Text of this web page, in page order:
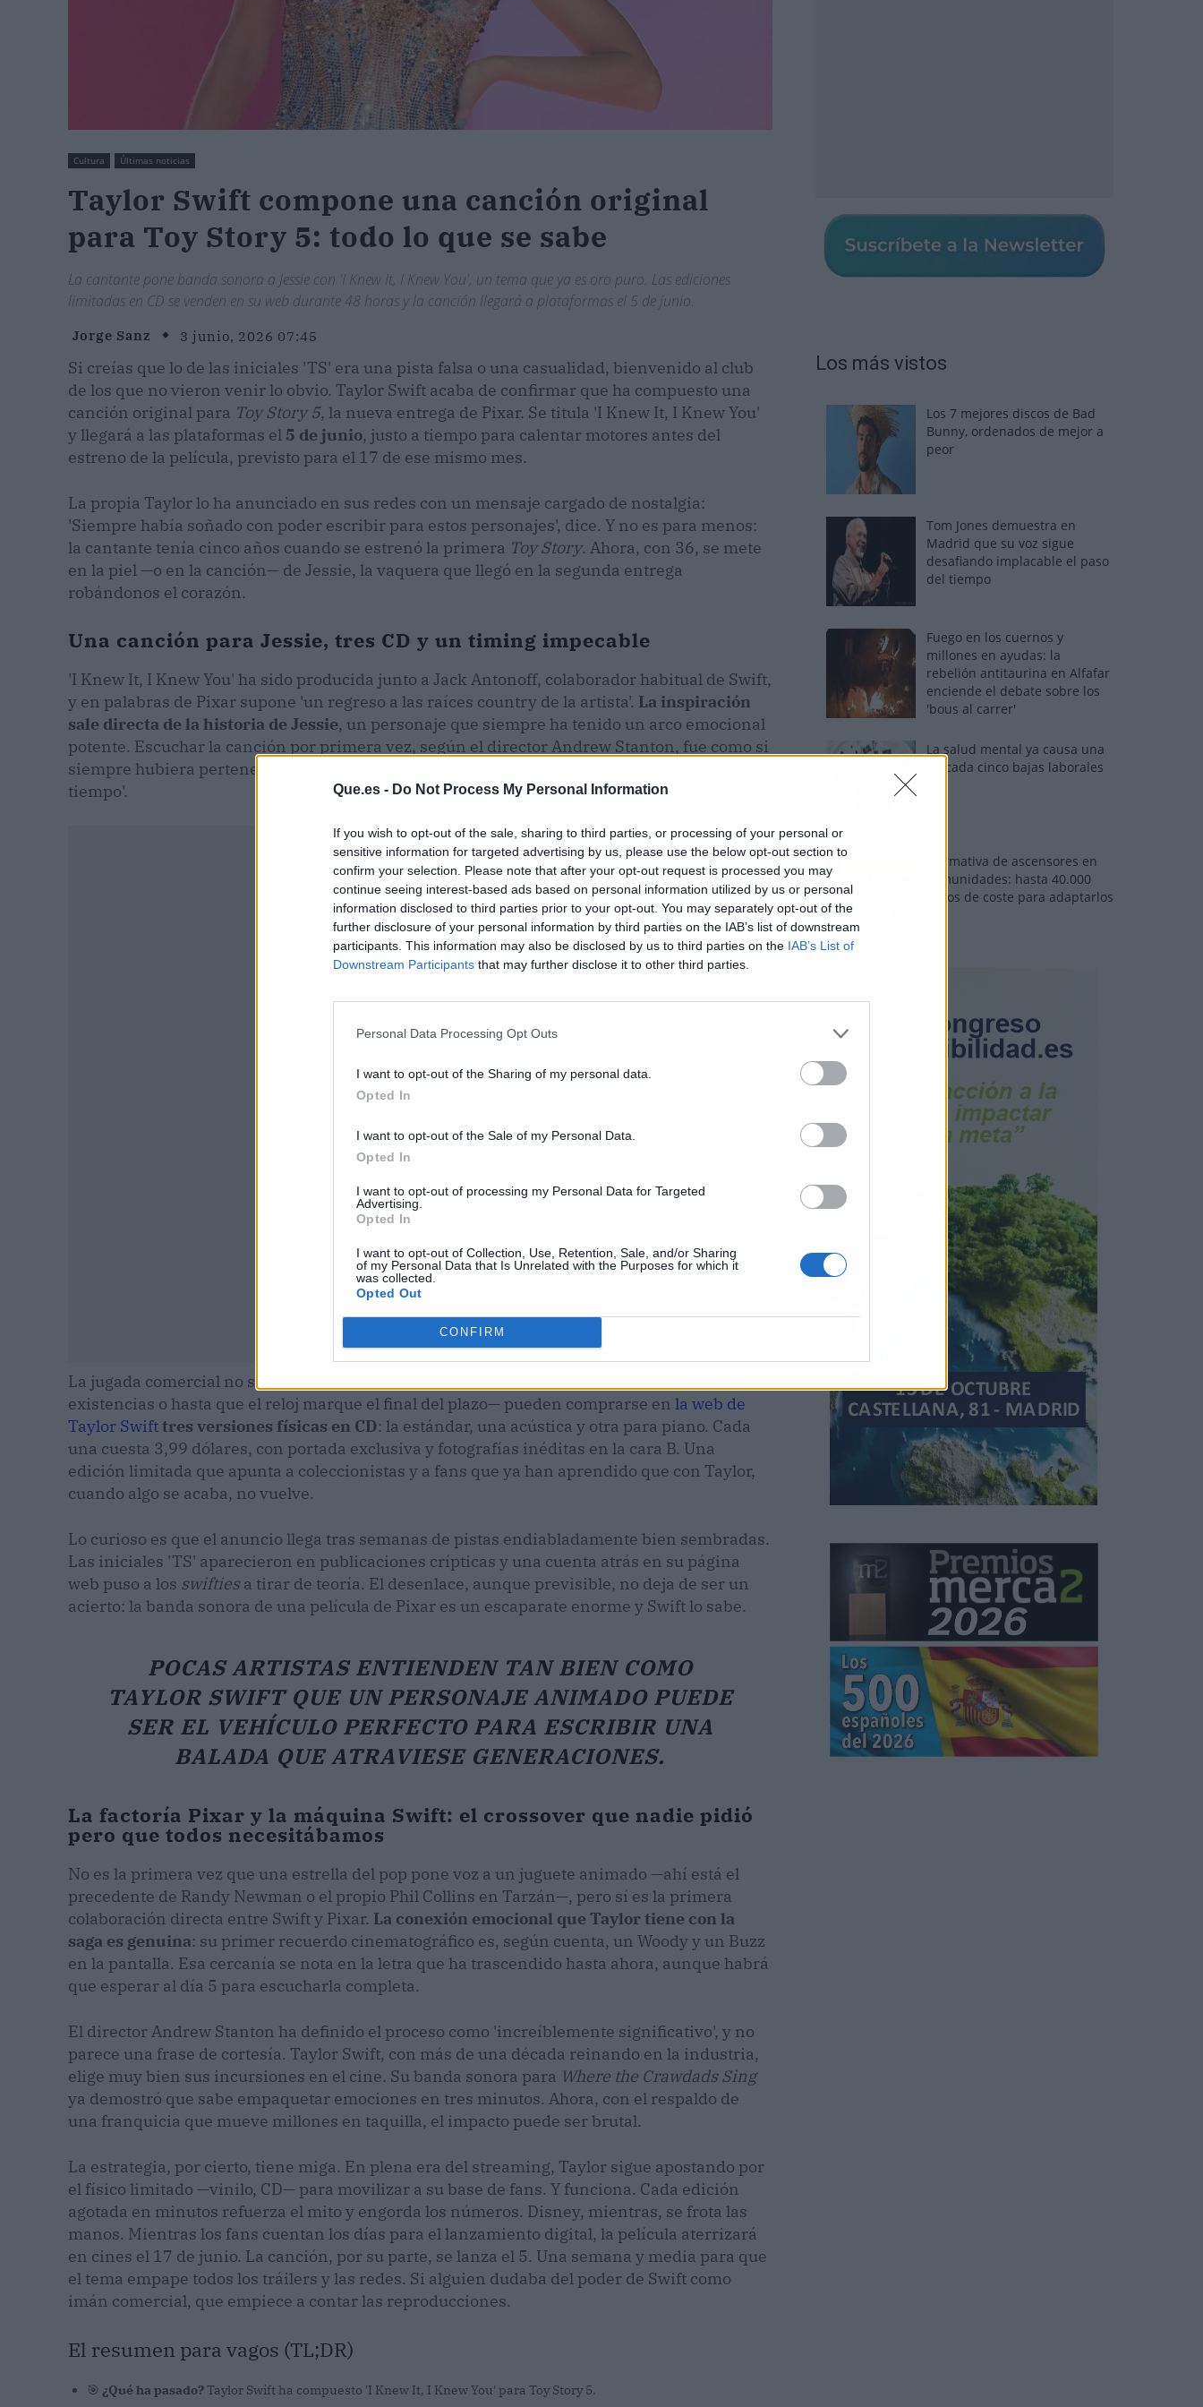
Que.es - Do Not Process My Personal Information
If you wish to opt-out of the sale, sharing to third parties, or processing of your personal or
sensitive information for targeted advertising by us, please use the below opt-out section to
confirm your selection. Please note that after your opt-out request is processed you may
continue seeing interest-based ads based on personal information utilized by us or personal
information disclosed to third parties prior to your opt-out. You may separately opt-out of the
further disclosure of your personal information by third parties on the IAB’s list of downstream
participants. This information may also be disclosed by us to third parties on the IAB’s List of
Downstream Participants that may further disclose it to other third parties.
Personal Data Processing Opt Outs
I want to opt-out of the Sharing of my personal data.
Opted In
I want to opt-out of the Sale of my Personal Data.
Opted In
I want to opt-out of processing my Personal Data for Targeted
Advertising.
Opted In
I want to opt-out of Collection, Use, Retention, Sale, and/or Sharing
of my Personal Data that Is Unrelated with the Purposes for which it
was collected.
Opted Out
CONFIRM
Cultura Últimas noticias
Taylor Swift compone una canción original
para Toy Story 5: todo lo que se sabe
La cantante pone banda sonora a Jessie con 'I Knew It, I Knew You', un tema que ya es oro puro. Las ediciones
limitadas en CD se venden en su web durante 48 horas y la canción llegará a plataformas el 5 de junio.
Jorge Sanz 3 junio, 2026 07:45
Si creías que lo de las iniciales 'TS' era una pista falsa o una casualidad, bienvenido al club
de los que no vieron venir lo obvio. Taylor Swift acaba de confirmar que ha compuesto una
canción original para Toy Story 5, la nueva entrega de Pixar. Se titula 'I Knew It, I Knew You'
y llegará a las plataformas el 5 de junio, justo a tiempo para calentar motores antes del
estreno de la película, previsto para el 17 de ese mismo mes.
La propia Taylor lo ha anunciado en sus redes con un mensaje cargado de nostalgia:
'Siempre había soñado con poder escribir para estos personajes', dice. Y no es para menos:
la cantante tenía cinco años cuando se estrenó la primera Toy Story. Ahora, con 36, se mete
en la piel —o en la canción— de Jessie, la vaquera que llegó en la segunda entrega
robándonos el corazón.
Una canción para Jessie, tres CD y un timing impecable
'I Knew It, I Knew You' ha sido producida junto a Jack Antonoff, colaborador habitual de Swift,
y en palabras de Pixar supone 'un regreso a las raíces country de la artista'. La inspiración
sale directa de la historia de Jessie, un personaje que siempre ha tenido un arco emocional
potente. Escuchar la canción por primera vez, según el director Andrew Stanton, fue como si
siempre hubiera pertenecido a la película: 'un miembro de la familia perdido hace mucho
tiempo'.
Publicidad
La jugada comercial no se queda atrás. Durante solo 48 horas —es decir, hasta agotar
existencias o hasta que el reloj marque el final del plazo— pueden comprarse en la web de
Taylor Swifttres versiones físicas en CD: la estándar, una acústica y otra para piano. Cada
una cuesta 3,99 dólares, con portada exclusiva y fotografías inéditas en la cara B. Una
edición limitada que apunta a coleccionistas y a fans que ya han aprendido que con Taylor,
cuando algo se acaba, no vuelve.
Lo curioso es que el anuncio llega tras semanas de pistas endiabladamente bien sembradas.
Las iniciales 'TS' aparecieron en publicaciones crípticas y una cuenta atrás en su página
web puso a los swiftiesa tirar de teoría. El desenlace, aunque previsible, no deja de ser un
acierto: la banda sonora de una película de Pixar es un escaparate enorme y Swift lo sabe.
POCAS ARTISTAS ENTIENDEN TAN BIEN COMO
TAYLOR SWIFT QUE UN PERSONAJE ANIMADO PUEDE
SER EL VEHÍCULO PERFECTO PARA ESCRIBIR UNA
BALADA QUE ATRAVIESE GENERACIONES.
La factoría Pixar y la máquina Swift: el crossover que nadie pidió
pero que todos necesitábamos
No es la primera vez que una estrella del pop pone voz a un juguete animado —ahí está el
precedente de Randy Newman o el propio Phil Collins en Tarzán—, pero sí es la primera
colaboración directa entre Swift y Pixar. La conexión emocional que Taylor tiene con la
saga es genuina: su primer recuerdo cinematográfico es, según cuenta, un Woody y un Buzz
en la pantalla. Esa cercanía se nota en la letra que ha trascendido hasta ahora, aunque habrá
que esperar al día 5 para escucharla completa.
El director Andrew Stanton ha definido el proceso como 'increíblemente significativo', y no
parece una frase de cortesía. Taylor Swift, con más de una década reinando en la industria,
elige muy bien sus incursiones en el cine. Su banda sonora para Where the Crawdads Sing
ya demostró que sabe empaquetar emociones en tres minutos. Ahora, con el respaldo de
una franquicia que mueve millones en taquilla, el impacto puede ser brutal.
La estrategia, por cierto, tiene miga. En plena era del streaming, Taylor sigue apostando por
el físico limitado —vinilo, CD— para movilizar a su base de fans. Y funciona. Cada edición
agotada en minutos refuerza el mito y engorda los números. Disney, mientras, se frota las
manos. Mientras los fans cuentan los días para el lanzamiento digital, la película aterrizará
en cines el 17 de junio. La canción, por su parte, se lanza el 5. Una semana y media para que
el tema empape todos los tráilers y las redes. Si alguien dudaba del poder de Swift como
imán comercial, que empiece a contar las reproducciones.
El resumen para vagos (TL;DR)
🎯 ¿Qué ha pasado?Taylor Swift ha compuesto 'I Knew It, I Knew You' para Toy Story 5.
Los más vistos
Los 7 mejores discos de Bad
Bunny, ordenados de mejor a
peor
Tom Jones demuestra en
Madrid que su voz sigue
desafiando implacable el paso
del tiempo
Fuego en los cuernos y
millones en ayudas: la
rebelión antitaurina en Alfafar
enciende el debate sobre los
'bous al carrer'
La salud mental ya causa una
de cada cinco bajas laborales
Normativa de ascensores en
comunidades: hasta 40.000
euros de coste para adaptarlos